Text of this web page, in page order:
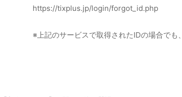
https://tixplus.jp/login/forgot_id.php
※上記のサービスで取得されたIDの場合でも